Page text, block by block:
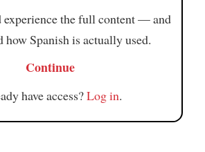
experience the full content — and
how Spanish is actually used.
Continue
have access?Log in.